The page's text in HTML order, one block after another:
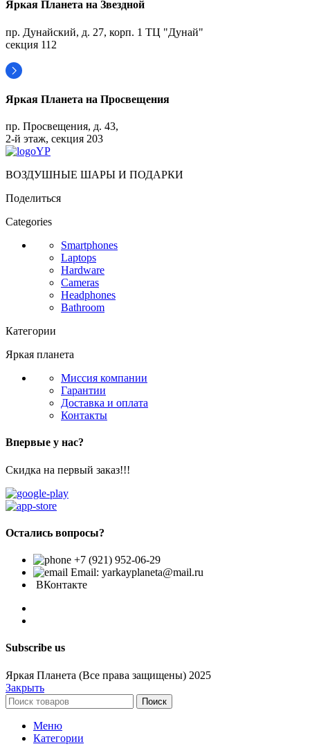
Яркая Планета на Звездной
пр. Дунайский, д. 27, корп. 1 ТЦ "Дунай"
секция 112
Яркая Планета на Просвещения
пр. Просвещения, д. 43,
2-й этаж, секция 203
ВОЗДУШНЫЕ ШАРЫ И ПОДАРКИ
Поделиться
Categories
Smartphones
Laptops
Hardware
Cameras
Headphones
Bathroom
Категории
Яркая планета
Миссия компании
Гарантии
Доставка и оплата
Контакты
Впервые у нас?
Скидка на первый заказ!!!
Остались вопросы?
+7 (921) 952-06-29
Email: yarkayplaneta@mail.ru
ВКонтакте
Subscribe us
Яркая Планета (Все права защищены) 2025
Закрыть
Поиск
Меню
Категории